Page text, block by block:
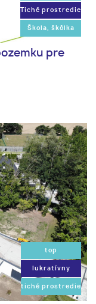
Tiché prostredie
Škola, škôlka
pre
top
lukratívny
tiché prostredie